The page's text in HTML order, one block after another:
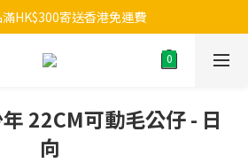
HK$300寄送香港免運費
22CM可動毛公仔 - 日
向